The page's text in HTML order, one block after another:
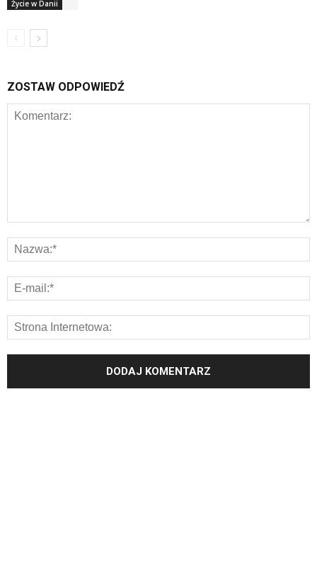
Życie w Danii
ZOSTAW ODPOWIEDŹ